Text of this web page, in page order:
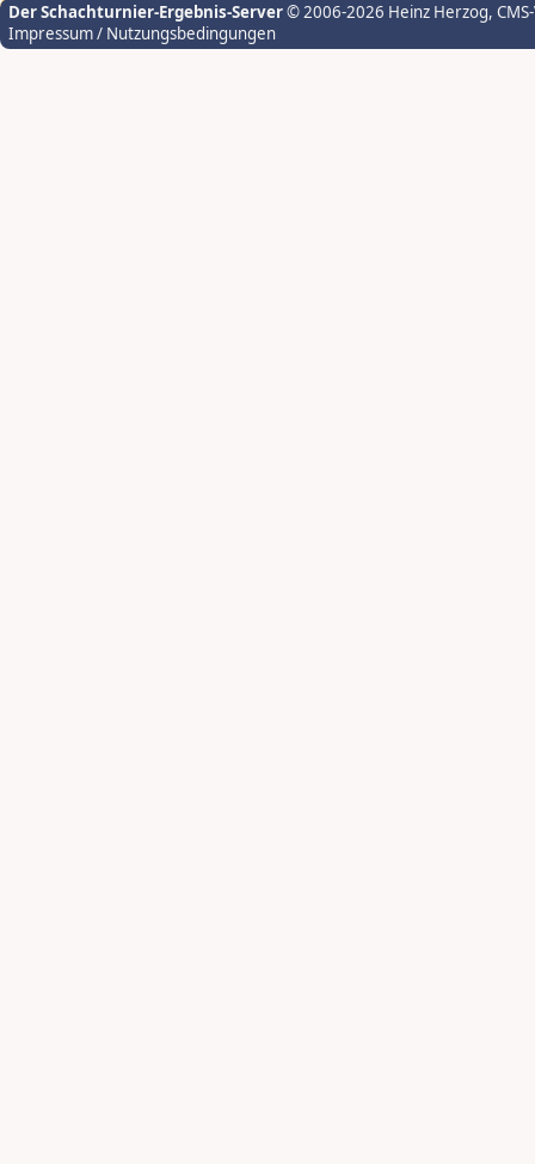
Der Schachturnier-Ergebnis-Server© 2006-2026 Heinz Herzog,
Impressum / Nutzungsbedingungen